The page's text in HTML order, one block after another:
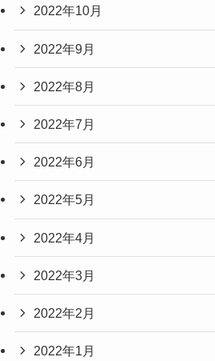
2022年10月
2022年9月
2022年8月
2022年7月
2022年6月
2022年5月
2022年4月
2022年3月
2022年2月
2022年1月